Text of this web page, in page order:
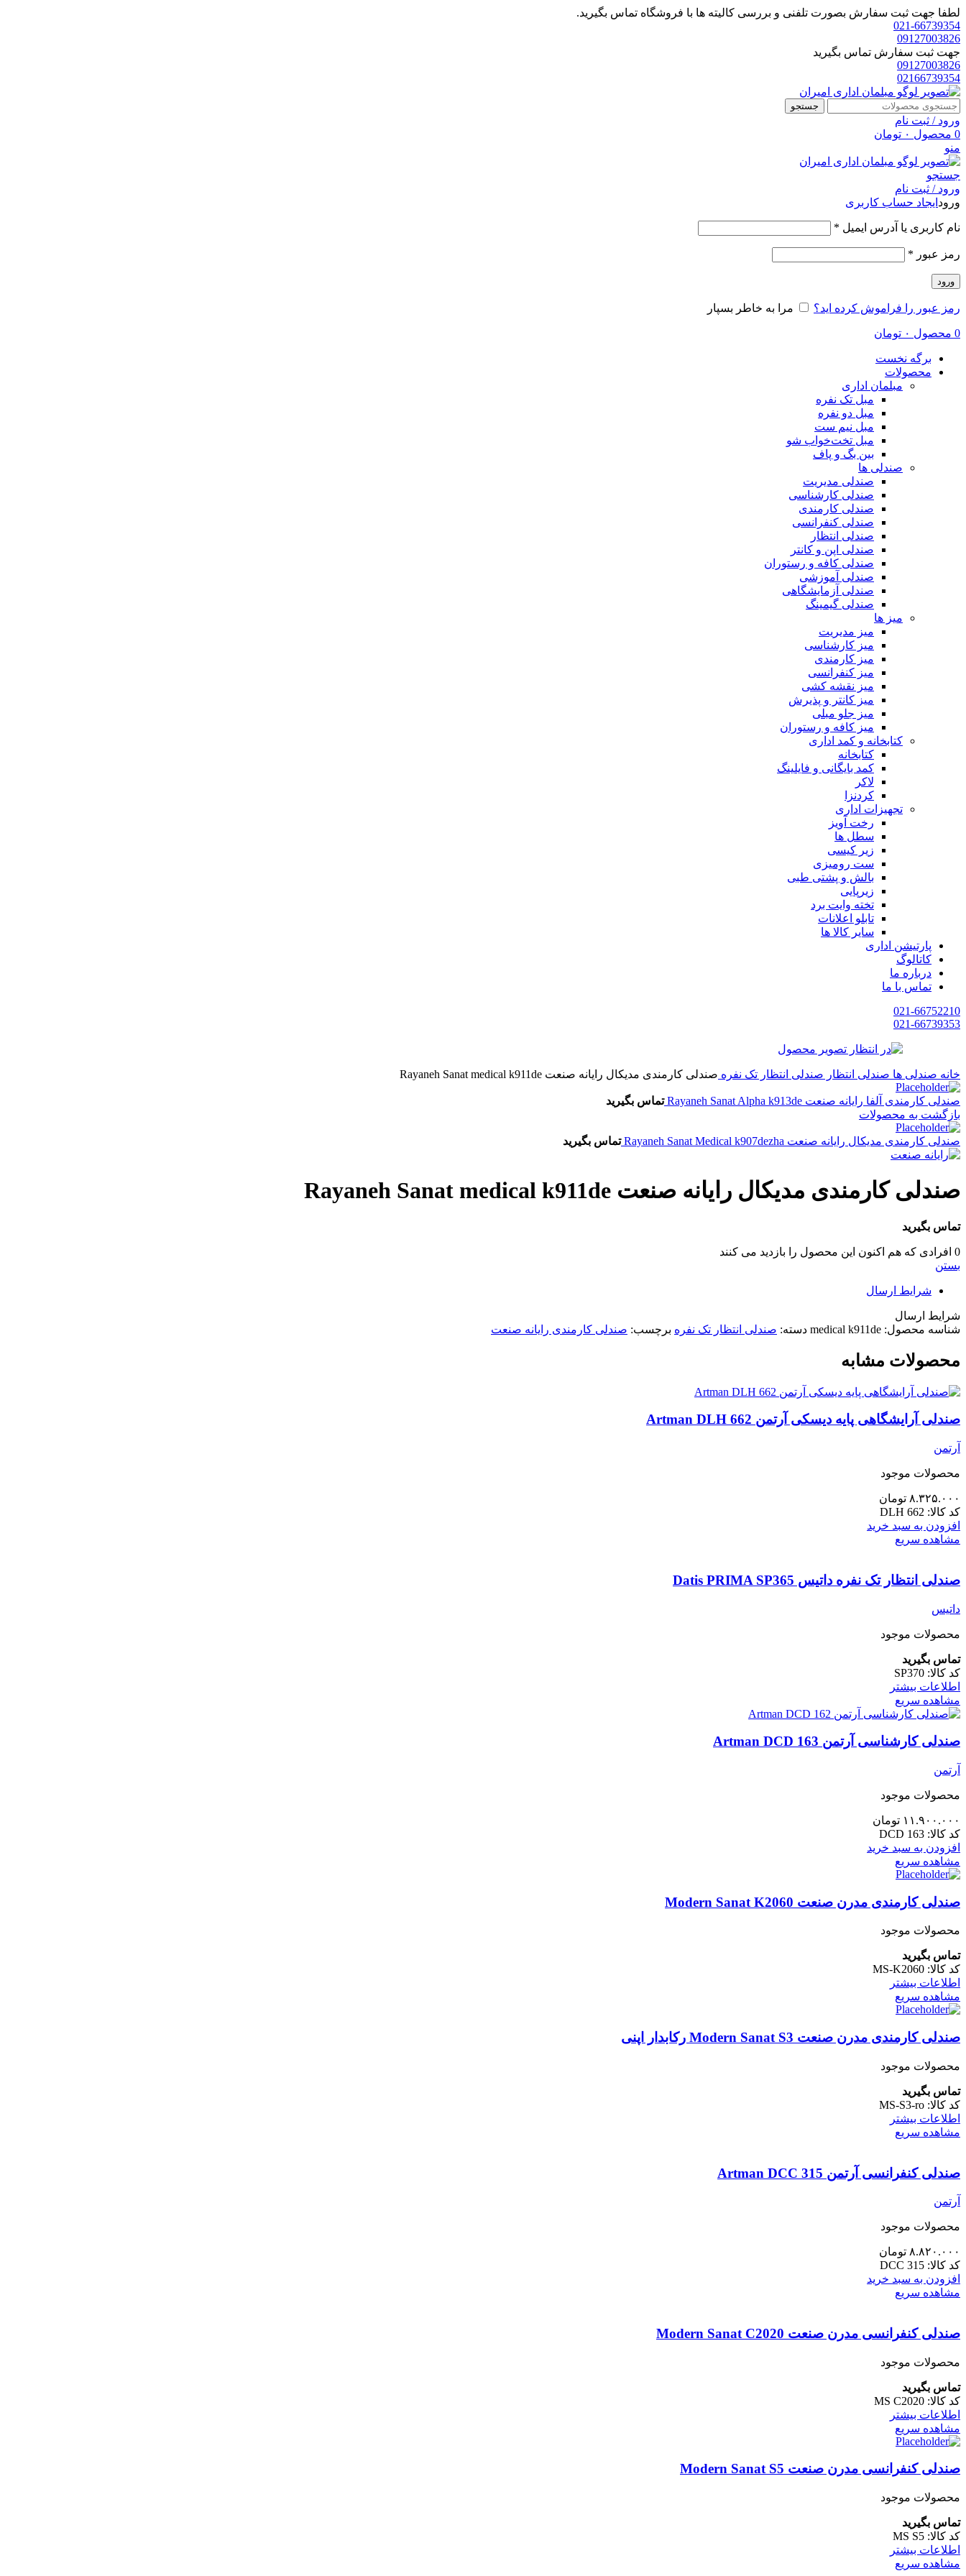
لطفا جهت ثبت سفارش بصورت تلفنی و بررسی کالیته ها با فروشگاه تماس بگیرید.
021-66739354
09127003826
جهت ثبت سفارش تماس بگیرید
09127003826
02166739354
جستجو
ورود / ثبت نام
0 محصول ۰ تومان
منو
جستجو
ورود / ثبت نام
ورود ایجاد حساب کاربری
نام کاربری یا آدرس ایمیل *
رمز عبور *
ورود
رمز عبور را فراموش کرده اید؟ مرا به خاطر بسپار
0 محصول ۰ تومان
برگه نخست
محصولات
مبلمان اداری
مبل تک نفره
مبل دو نفره
مبل نیم ست
مبل تخت‌خواب شو
بین بگ و پاف
صندلی ها
صندلی مدیریت
صندلی کارشناسی
صندلی کارمندی
صندلی کنفرانسی
صندلی انتظار
صندلی اپن و کانتر
صندلی کافه و رستوران
صندلی آموزشی
صندلی آزمایشگاهی
صندلی گیمینگ
میز ها
میز مدیریت
میز کارشناسی
میز کارمندی
میز کنفرانسی
میز نقشه کشی
میز کانتر و پذیرش
میز جلو مبلی
میز کافه و رستوران
کتابخانه و کمد اداری
کتابخانه
کمد بایگانی و فایلینگ
لاکر
کردنزا
تجهیزات اداری
رخت آویز
سطل ها
زیر کیسی
ست رومیزی
بالش و پشتی طبی
زیرپایی
تخته وایت برد
تابلو اعلانات
سایر کالا ها
پارتیشن اداری
کاتالوگ
درباره ما
تماس با ما
021-66752210
021-66739353
خانه صندلی ها صندلی انتظار صندلی انتظار تک نفره صندلی کارمندی مدیکال رایانه صنعت Rayaneh Sanat medical k911de
صندلی کارمندی آلفا رایانه صنعت Rayaneh Sanat Alpha k913de
تماس بگیرید
بازگشت به محصولات
صندلی کارمندی مدیکال رایانه صنعت Rayaneh Sanat Medical k907dezha تماس بگیرید
صندلی کارمندی مدیکال رایانه صنعت Rayaneh Sanat medical k911de
تماس بگیرید
0 افرادی که هم اکنون این محصول را بازدید می کنند
بستن
شرایط ارسال
شرایط ارسال
شناسه محصول: medical k911de دسته: صندلی انتظار تک نفره برچسب: صندلی کارمندی رایانه صنعت
محصولات مشابه
صندلی آرایشگاهی پایه دیسکی آرتمن Artman DLH 662
آرتمن
محصولات موجود
۸.۳۲۵.۰۰۰ تومان
کد کالا: DLH 662
افزودن به سبد خرید
مشاهده سریع
‌صندلی انتظار تک نفره داتیس Datis PRIMA SP365
داتیس
محصولات موجود
تماس بگیرید
کد کالا: SP370
اطلاعات بیشتر
مشاهده سریع
صندلی کارشناسی آرتمن Artman DCD 163
آرتمن
محصولات موجود
۱۱.۹۰۰.۰۰۰ تومان
کد کالا: DCD 163
افزودن به سبد خرید
مشاهده سریع
صندلی کارمندی مدرن صنعت Modern Sanat K2060
محصولات موجود
تماس بگیرید
کد کالا: MS-K2060
اطلاعات بیشتر
مشاهده سریع
صندلی کارمندی مدرن صنعت Modern Sanat S3 رکابدار اپنی
محصولات موجود
تماس بگیرید
کد کالا: MS-S3-ro
اطلاعات بیشتر
مشاهده سریع
صندلی کنفرانسی آرتمن Artman DCC 315
آرتمن
محصولات موجود
۸.۸۲۰.۰۰۰ تومان
کد کالا: DCC 315
افزودن به سبد خرید
مشاهده سریع
صندلی کنفرانسی مدرن صنعت Modern Sanat C2020
محصولات موجود
تماس بگیرید
کد کالا: MS C2020
اطلاعات بیشتر
مشاهده سریع
صندلی کنفرانسی مدرن صنعت Modern Sanat S5
محصولات موجود
تماس بگیرید
کد کالا: MS S5
اطلاعات بیشتر
مشاهده سریع